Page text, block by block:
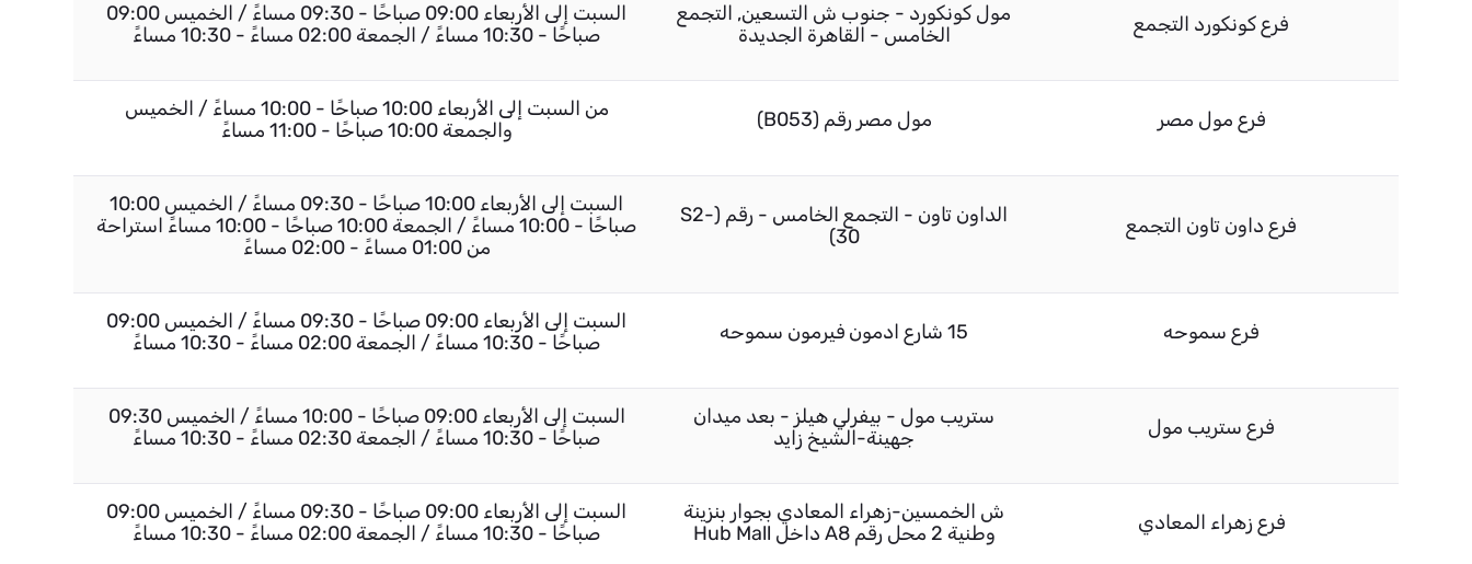
فرع كونكورد التجمع
مول كونكورد - جنوب ش التسعين, التجمع
الخامس - القاهرة الجديدة
السبت إلى الأربعاء 09:00 صباحًا - 09:30 مساءً / الخميس 09:00
صباحًا - 10:30 مساءً / الجمعة 02:00 مساءً - 10:30 مساءً
فرع مول مصر مول مصر رقم (B053)
من السبت إلى الأربعاء 10:00 صباحًا - 10:00 مساءً / الخميس
والجمعة 10:00 صباحًا - 11:00 مساءً
فرع داون تاون التجمع
الداون تاون - التجمع الخامس - رقم (S2-
30)
السبت إلى الأربعاء 10:00 صباحًا - 09:30 مساءً / الخميس 10:00
صباحًا - 10:00 مساءً / الجمعة 10:00 صباحًا - 10:00 مساءً استراحة
من 01:00 مساءً - 02:00 مساءً
فرع سموحه 15 شارع ادمون فيرمون سموحه
السبت إلى الأربعاء 09:00 صباحًا - 09:30 مساءً / الخميس 09:00
صباحًا - 10:30 مساءً / الجمعة 02:00 مساءً - 10:30 مساءً
فرع ستريب مول
ستريب مول - بيفرلي هيلز - بعد ميدان
جهينة-الشيخ زايد
السبت إلى الأربعاء 09:00 صباحًا - 10:00 مساءً / الخميس 09:30
صباحًا - 10:30 مساءً / الجمعة 02:30 مساءً - 10:30 مساءً
فرع زهراء المعادي
ش الخمسين-زهراء المعادي بجوار بنزينة
وطنية 2 محل رقم A8 داخل Hub Mall
السبت إلى الأربعاء 09:00 صباحًا - 09:30 مساءً / الخميس 09:00
صباحًا - 10:30 مساءً / الجمعة 02:00 مساءً - 10:30 مساءً